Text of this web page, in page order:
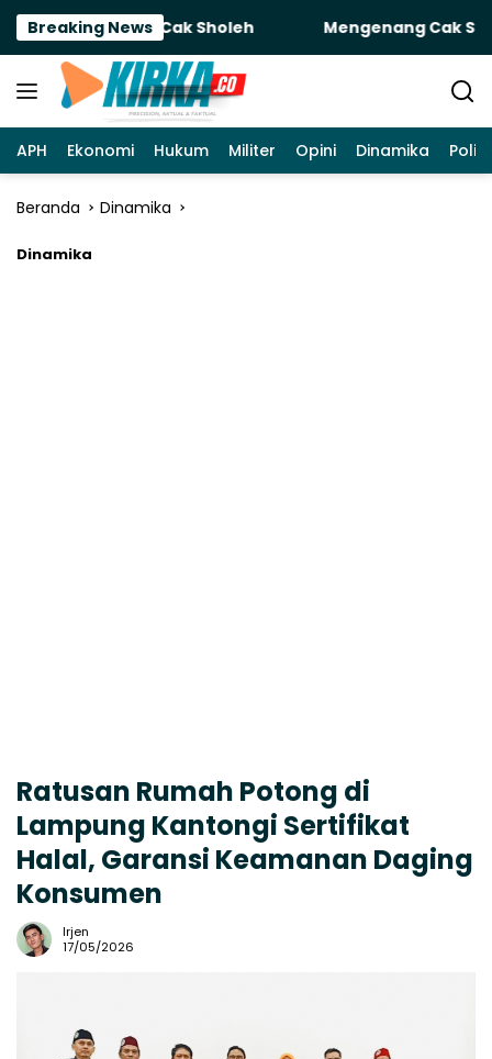
Langsung
konten
Breaking News
Sobatku Cak Sholeh Mengenang Cak
APH Ekonomi Hukum Militer Opini Dinamika
Beranda Dinamika
Dinamika
Ratusan Rumah Potong di
Lampung Kantongi Sertifikat
Halal, Garansi Keamanan Daging
Konsumen
Irjen
17/05/2026